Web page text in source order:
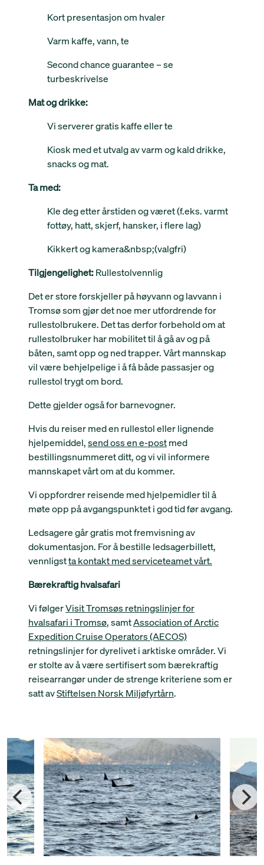
Kort presentasjon om hvaler
Varm kaffe, vann, te
Second chance guarantee – se
turbeskrivelse
Mat og drikke:
Vi serverer gratis kaffe eller te
Kiosk med et utvalg av varm og kald drikke,
snacks og mat.
Ta med:
Kle deg etter årstiden og været (f.eks. varmt
fottøy, hatt, skjerf, hansker, i flere lag)
Kikkert og kamera&nbsp;(valgfri)
Tilgjengelighet:Rullestolvennlig
Det er store forskjeller på høyvann og lavvann i
Tromsø som gjør det noe mer utfordrende for
rullestolbrukere. Det tas derfor forbehold om at
rullestolbruker har mobilitet til å gå av og på
båten, samt opp og ned trapper. Vårt mannskap
vil være behjelpelige i å få både passasjer og
rullestol trygt om bord.
Dette gjelder også for barnevogner.
Hvis du reiser med en rullestol eller lignende
hjelpemiddel,send oss en e-postmed
bestillingsnummeret ditt, og vi vil informere
mannskapet vårt om at du kommer.
Vi oppfordrer reisende med hjelpemidler til å
møte opp på avgangspunktet i god tid før avgang.
Ledsagere går gratis mot fremvisning av
dokumentasjon. For å bestille ledsagerbillett,
vennligstta kontakt med serviceteamet vårt.
Bærekraftig hvalsafari
Vi følgerVisit Tromsøs retningslinjer for
hvalsafari i Tromsø, samtAssociation of Arctic
Expedition Cruise Operators (AECOS)
retningslinjer for dyrelivet i arktiske områder. Vi
er stolte av å være sertifisert som bærekraftig
reisearrangør under de strenge kriteriene som er
satt avStiftelsen Norsk Miljøfyrtårn.